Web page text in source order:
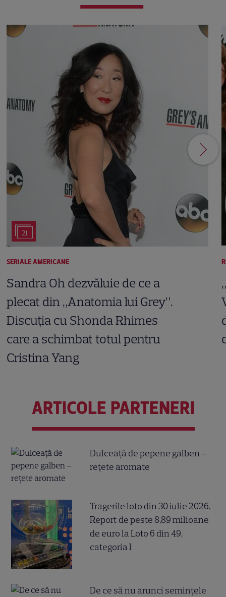
21
SERIALE AMERICANE
Sandra Oh dezvăluie de ce a
plecat din „Anatomia lui Grey”.
Discuția cu Shonda Rhimes
care a schimbat totul pentru
Cristina Yang
ARTICOLE PARTENERI
Dulceață de pepene galben –
rețete aromate
Tragerile loto din 30 iulie 2026.
Report de peste 8,89 milioane
de euro la Loto 6 din 49,
categoria I
De ce să nu arunci semințele